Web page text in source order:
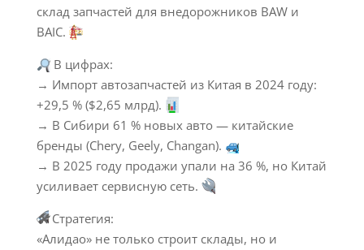
склад запчастей для внедорожников BAW и
BAIC.
В цифрах:
→ Импорт автозапчастей из Китая в 2024 году:
+29,5 % ($2,65 млрд).
→ В Сибири 61 % новых авто — китайские
бренды (Chery, Geely, Changan).
→ В 2025 году продажи упали на 36 %, но Китай
усиливает сервисную сеть.
🛠Стратегия:
«Алидао» не только строит склады, но и